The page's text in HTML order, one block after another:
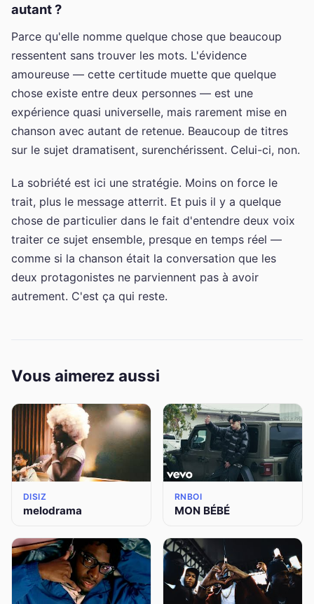
autant ?
Parce qu'elle nomme quelque chose que beaucoup
ressentent sans trouver les mots. L'évidence
amoureuse — cette certitude muette que quelque
chose existe entre deux personnes — est une
expérience quasi universelle, mais rarement mise en
chanson avec autant de retenue. Beaucoup de titres
sur le sujet dramatisent, surenchérissent. Celui-ci, non.
La sobriété est ici une stratégie. Moins on force le
trait, plus le message atterrit. Et puis il y a quelque
chose de particulier dans le fait d'entendre deux voix
traiter ce sujet ensemble, presque en temps réel —
comme si la chanson était la conversation que les
deux protagonistes ne parviennent pas à avoir
autrement. C'est ça qui reste.
Vous aimerez aussi
DISIZ
melodrama
RNBOI
MON BÉBÉ